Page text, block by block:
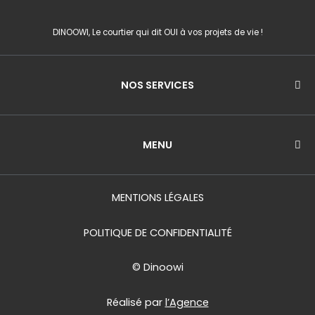
o
g
m
b
DINOOWI, Le courtier qui dit OUI à vos projets de vie !
NOS SERVICES
MENU
MENTIONS LÉGALES
POLITIQUE DE CONFIDENTIALITÉ
© Dinoowi
Réalisé par l’Agence